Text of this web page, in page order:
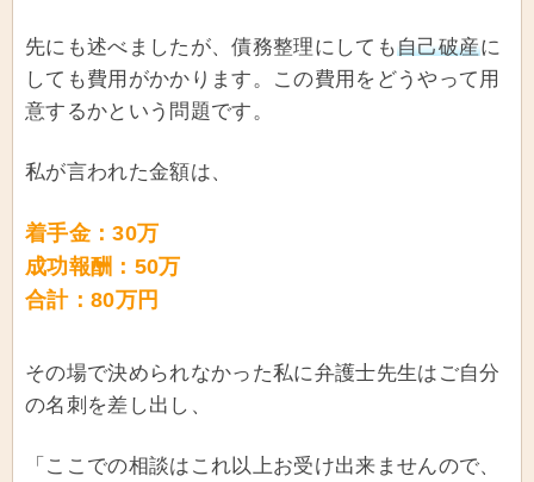
先にも述べましたが、債務整理にしても自己破産に
しても費用がかかります。この費用をどうやって用
意するかという問題です。
私が言われた金額は、
着手金：30万
成功報酬：50万
合計：80万円
その場で決められなかった私に弁護士先生はご自分
の名刺を差し出し、
「ここでの相談はこれ以上お受け出来ませんので、